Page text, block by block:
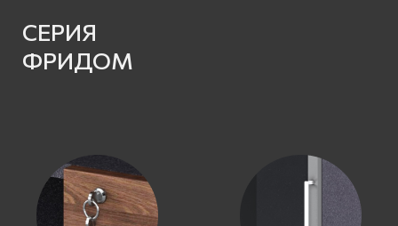
СЕРИЯ
ФРИДОМ